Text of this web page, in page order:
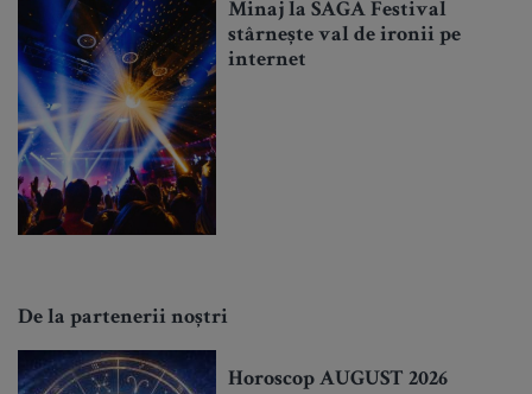
Minaj la SAGA Festival
stârnește val de ironii pe
internet
De la partenerii noștri
Horoscop AUGUST 2026